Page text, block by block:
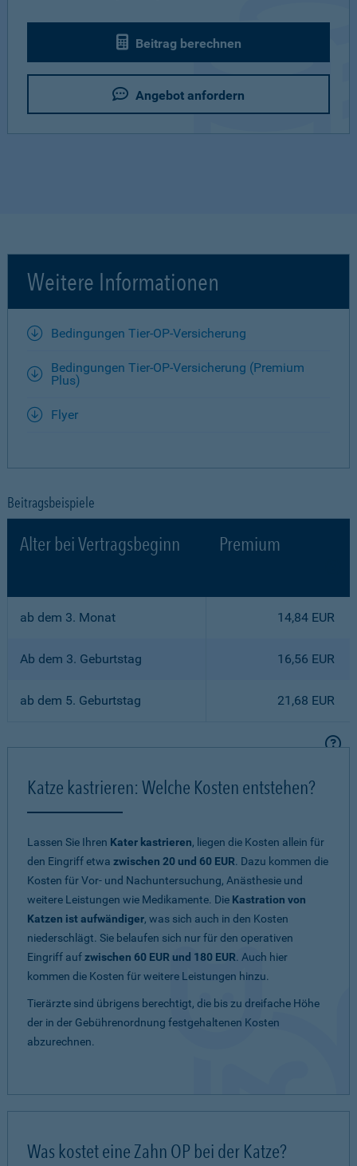
Beitrag berechnen
Angebot anfordern
Weitere Informationen
Bedingungen Tier-OP-Versicherung
Bedingungen Tier-OP-Versicherung (Premium
Plus)
Flyer
Beitragsbeispiele
Alter bei Vertragsbeginn Premium
ab dem 3. Monat 14,84 EUR
Ab dem 3. Geburtstag 16,56 EUR
ab dem 5. Geburtstag 21,68 EUR
Katze kastrieren: Welche Kosten entstehen?
Lassen Sie Ihren Kater kastrieren, liegen die Kosten allein für
den Eingriff etwa zwischen 20 und 60 EUR. Dazu kommen die
Kosten für Vor- und Nachuntersuchung, Anästhesie und
weitere Leistungen wie Medikamente. Die Kastration von
Katzen ist aufwändiger, was sich auch in den Kosten
niederschlägt. Sie belaufen sich nur für den operativen
Eingriff aufzwischen 60 EUR und 180 EUR. Auch hier
kommen die Kosten für weitere Leistungen hinzu.
Tierärzte sind übrigens berechtigt, die bis zu dreifache Höhe
der in der Gebührenordnung festgehaltenen Kosten
abzurechnen.
Was kostet eine Zahn OP bei der Katze?